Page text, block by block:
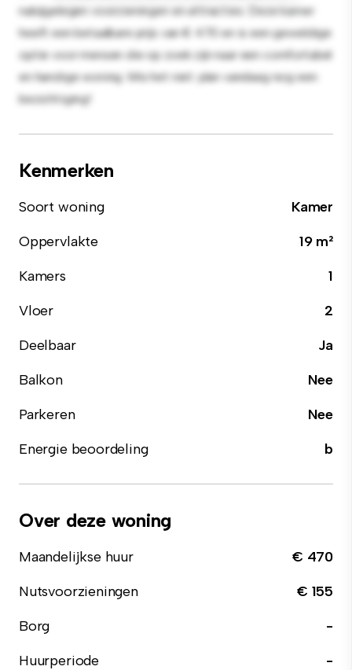
nabijgelegen voorzieningen en attracties. Deze kamer
heeft een betaalbare prijs van € 470 en is een geweldige
optie voor mensen die op zoek zijn naar een comfortabel
en handige woning. Mis het niet: plan vandaag nog een
bezichtiging!
Kenmerken
Soort woning
Kamer
Oppervlakte
19 m²
Kamers
1
Vloer
2
Deelbaar
Ja
Balkon
Nee
Parkeren
Nee
Energie beoordeling
b
Over deze woning
Maandelijkse huur
€ 470
Nutsvoorzieningen
€ 155
Borg
-
Huurperiode
-